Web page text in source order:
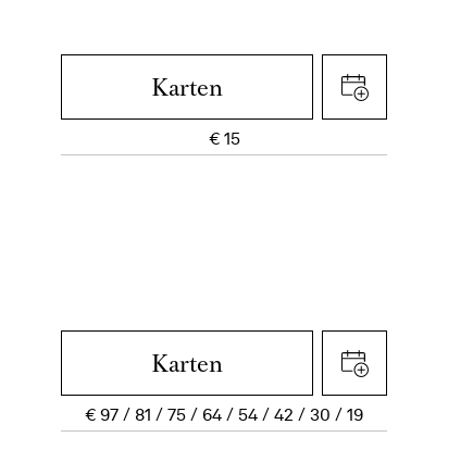
Karten
€ 15
Karten
€97 81 75 64 54 42 30 19